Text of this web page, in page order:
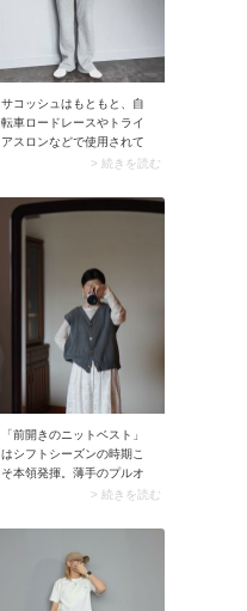
サコッシュはもともと、自
転車ロードレースやトライ
アスロンなどで使用されて
いるスポーツバッグ。だか
性は抜群！ スナップのよう
なオーバーサイズコーデに
斜め掛けすれば、着こなし
> 続きを読む
「前開きのニットベスト」
はシフトシーズンの時期こ
そ本領発揮。薄手のプルオ
ーバーに羽織ればほっこり
しに。気温調節できるおし
ゃれなスタイリングが楽し
> 続きを読む